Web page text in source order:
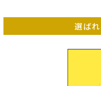
選ば